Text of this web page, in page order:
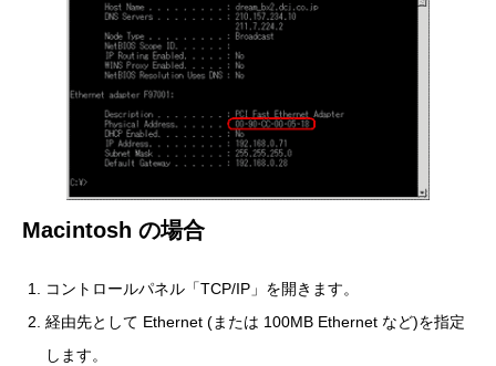
Macintosh の場合
コントロールパネル「TCP/IP」を開きます。
経由先として Ethernet (または 100MB Ethernet など)を指定
します。